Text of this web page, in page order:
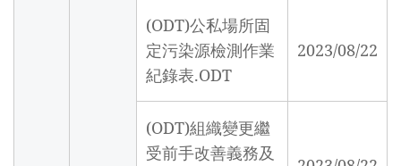
(ODT)公私場所固
定污染源檢測作業
紀錄表.ODT
2023/08/22
(ODT)組織變更繼
受前手改善義務及